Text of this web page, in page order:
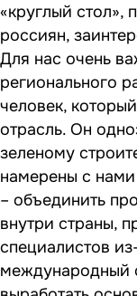
«круглый стол»,
россиян,
Для нас очень
регионального
человек,
отрасль. Он
зеленому
намерены с нами
– объединить
внутри страны,
специалистов
международный